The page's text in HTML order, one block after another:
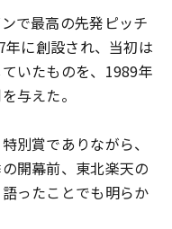
で最高の先発ピッチ
に創設され、当初は
いたものを、1989年
与えた。
別賞でありながら、
開幕前、東北楽天の
ったことでも明らか